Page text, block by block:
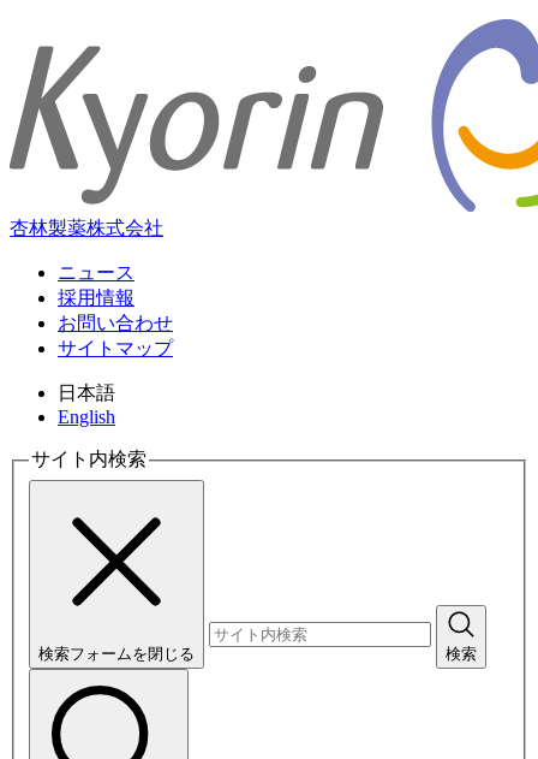
杏林製薬株式会社
ニュース
採用情報
お問い合わせ
サイトマップ
日本語
English
サイト内検索
検索フォームを閉じる 検索